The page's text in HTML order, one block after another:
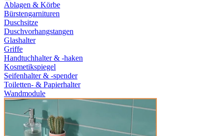
Ablagen & Körbe
Bürstengarnituren
Duschsitze
Duschvorhangstangen
Glashalter
Griffe
Handtuchhalter & -haken
Kosmetikspiegel
Seifenhalter & -spender
Toiletten- & Papierhalter
Wandmodule